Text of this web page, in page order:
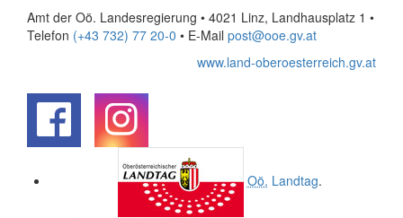
Amt der Oö. Landesregierung • 4021 Linz, Landhausplatz 1 •
Telefon (+43 732) 77 20-0 • E-Mail post@ooe.gv.at
www.land-oberoesterreich.gv.at
Oö. Landtag.